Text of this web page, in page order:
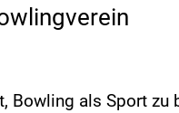
Bowling als Sport zu